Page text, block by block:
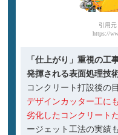
引用
https://
「仕上がり」重視の工
発揮される表面処理技
コンクリート打設後の
デザインカッター工に
劣化したコンクリート
ージェット工法の実績